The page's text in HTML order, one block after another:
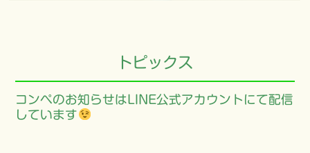
トピックス
コンペのお知らせはLINE公式アカウントにて配信
しています